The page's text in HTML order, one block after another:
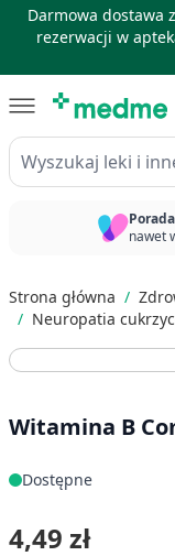
Darmowa dostawa
rezerwacji w
Wyszukaj leki i inne
nawet
Strona główna /
/ Neuropatia
Witamina B
Dostępne
4,49 zł